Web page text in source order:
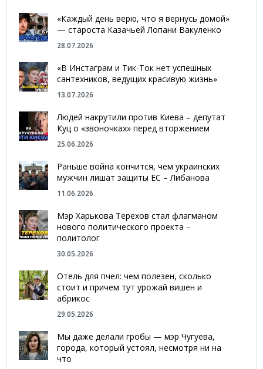
«Каждый день верю, что я вернусь домой»
— староста Казачьей Лопани Вакуленко
28.07.2026
«В Инстаграм и Тик-Ток нет успешных
сантехников, ведущих красивую жизнь»
13.07.2026
Людей накрутили против Киева – депутат
Куц о «звоночках» перед вторжением
25.06.2026
Раньше война кончится, чем украинских
мужчин лишат защиты ЕС – Либанова
11.06.2026
Мэр Харькова Терехов стал флагманом
нового политического проекта –
политолог
30.05.2026
Отель для пчел: чем полезен, сколько
стоит и причем тут урожай вишен и
абрикос
29.05.2026
Мы даже делали гробы — мэр Чугуева,
города, который устоял, несмотря ни на
что